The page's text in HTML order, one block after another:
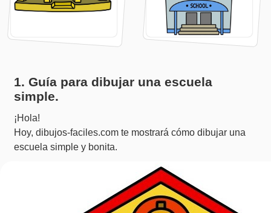
1. Guía para dibujar una escuela
simple.
¡Hola!
Hoy, dibujos-faciles.com te mostrará cómo dibujar una
escuela simple y bonita.